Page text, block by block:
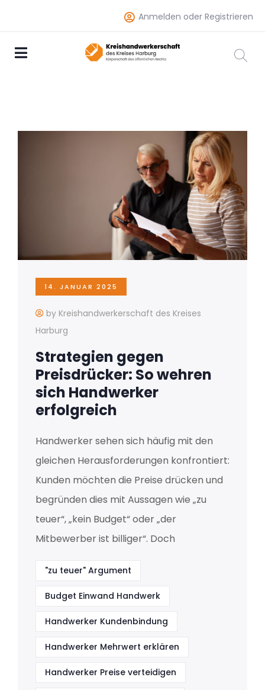
Anmelden oder Registrieren
14. JANUAR 2025
by Kreishandwerkerschaft des Kreises
Harburg
Strategien gegen
Preisdrücker: So wehren
sich Handwerker
erfolgreich
Handwerker sehen sich häufig mit den
gleichen Herausforderungen konfrontiert:
Kunden möchten die Preise drücken und
begründen dies mit Aussagen wie „zu
teuer“, „kein Budget“ oder „der
Mitbewerber ist billiger“. Doch
"zu teuer" Argument
Budget Einwand Handwerk
Handwerker Kundenbindung
Handwerker Mehrwert erklären
Handwerker Preise verteidigen